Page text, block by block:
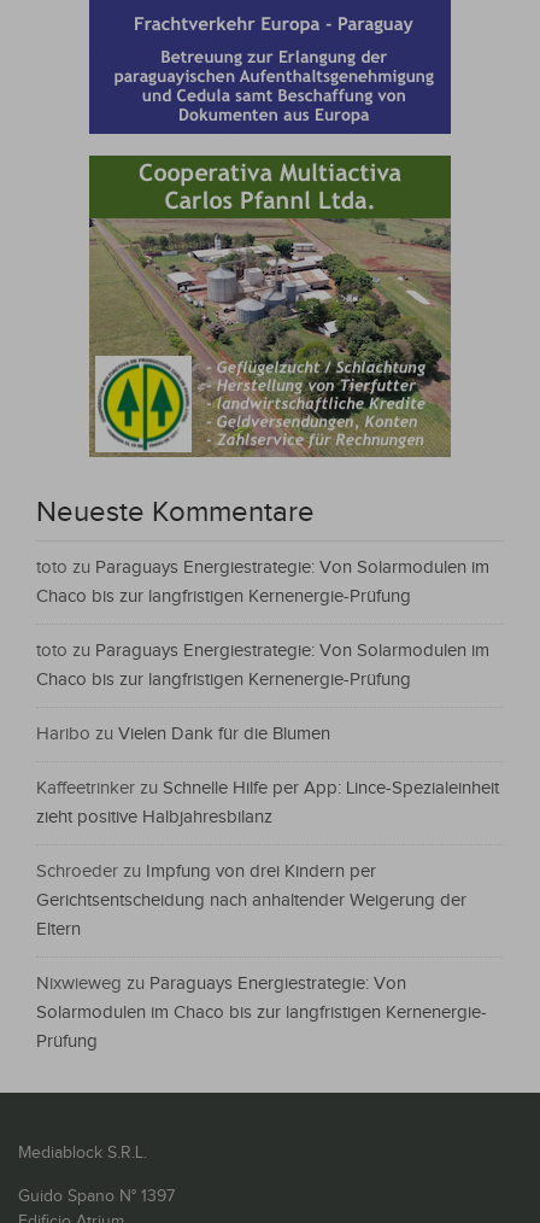
Neueste Kommentare
toto zu Paraguays Energiestrategie: Von Solarmodulen im
Chaco bis zur langfristigen Kernenergie-Prüfung
toto zu Paraguays Energiestrategie: Von Solarmodulen im
Chaco bis zur langfristigen Kernenergie-Prüfung
Haribo zu Vielen Dank für die Blumen
Kaffeetrinker zu Schnelle Hilfe per App: Lince-Spezialeinheit
zieht positive Halbjahresbilanz
Schroeder zu Impfung von drei Kindern per
Gerichtsentscheidung nach anhaltender Weigerung der
Eltern
Nixwieweg zu Paraguays Energiestrategie: Von
Solarmodulen im Chaco bis zur langfristigen Kernenergie-
Prüfung
Mediablock S.R.L.
Guido Spano N° 1397